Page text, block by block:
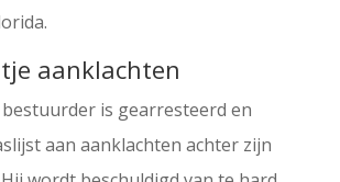
aanklachten
is gearresteerd en
aan aanklachten achter zijn